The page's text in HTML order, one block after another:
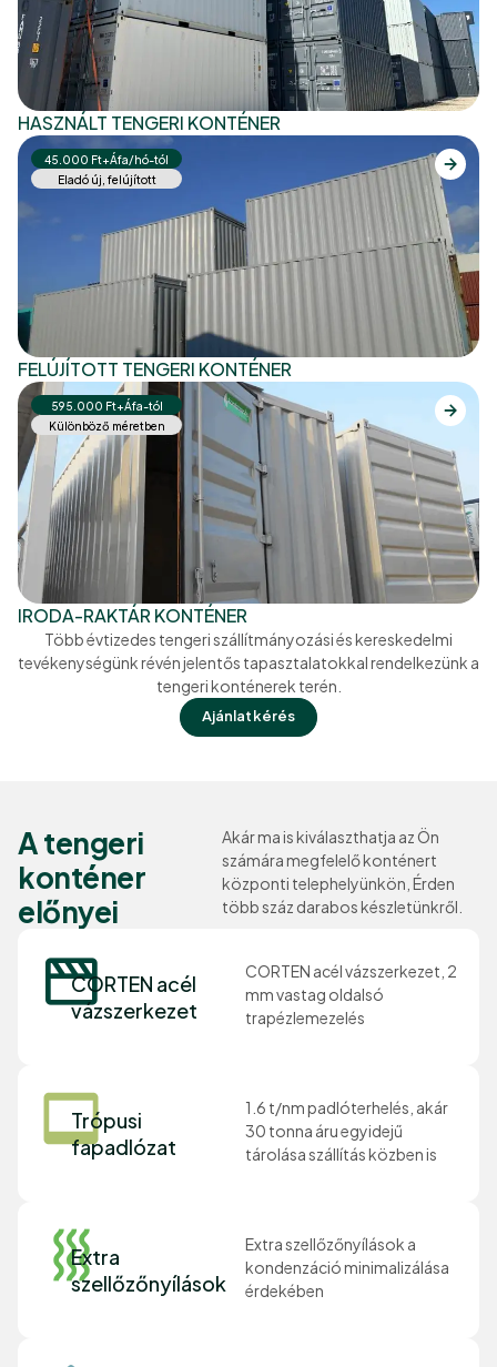
HASZNÁLT TENGERI KONTÉNER
45.000 Ft+Áfa/hó-tól
Eladó új, felújított
FELÚJÍTOTT TENGERI KONTÉNER
595.000 Ft+Áfa-tól
Különböző méretben
IRODA-RAKTÁR KONTÉNER
Több évtizedes tengeri szállítmányozási és kereskedelmi
tevékenységünk révén jelentős tapasztalatokkal rendelkezünk a
tengeri konténerek terén.
Ajánlatkérés
A tengeri
konténer
előnyei
Akár ma is kiválaszthatja az Ön
számára megfelelő konténert
központi telephelyünkön, Érden
több száz darabos készletünkről.
CORTEN acél
vázszerkezet
CORTEN acél vázszerkezet, 2
mm vastag oldalsó
trapézlemezelés
Trópusi
fapadlózat
1.6 t/nm padlóterhelés, akár
30 tonna áru egyidejű
tárolása szállítás közben is
Extra
szellőzőnyílások
Extra szellőzőnyílások a
kondenzáció minimalizálása
érdekében